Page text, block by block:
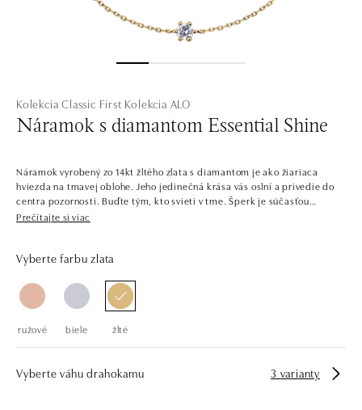
Kolekcia Classic First Kolekcia ALO
Náramok s diamantom Essential Shine
Náramok vyrobený zo 14kt žltého zlata s diamantom je ako žiariaca
hviezda na tmavej oblohe. Jeho jedinečná krása vás oslní a privedie do
centra pozornosti. Buďte tým, kto svieti v tme. Šperk je súčasťou
kolekcie Classic First.
centrálnymi diamantmi v niekoľkých farbách. Kolekcia Classic First sa
náušníc s jedným až tromi dokonale brúsenými diamantmi a drahými
kameňmi. Šperky pozostávajú zo zladených setov, ale nájdete aj
Spoločnosť ALO diamonds vyrába v Čechách šperky z diamantov a
tiež opatrený certifikátom pravosti a dodaný v luxusnom balení. Či už
Prečítajte si viac
Vyberte farbu zlata
ružové biele žlté
Vyberte váhu drahokamu 3 varianty